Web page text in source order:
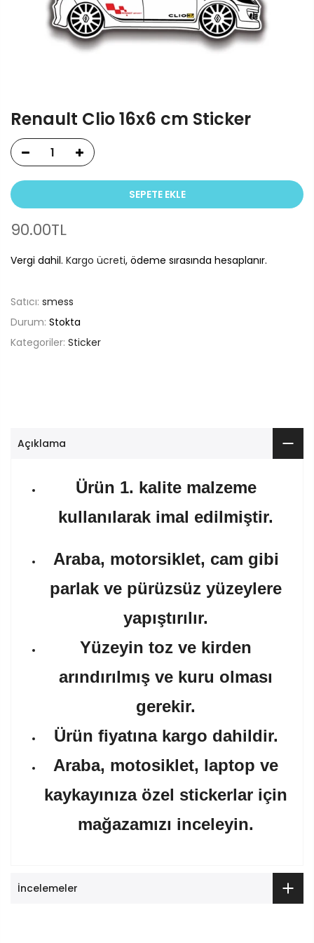
Renault Clio 16x6 cm Sticker
SEPETE EKLE
90.00TL
Vergi dahil. Kargo ücreti, ödeme sırasında hesaplanır.
Satıcı: smess
Durum: Stokta
Kategoriler: Sticker
Açıklama
Ürün 1. kalite malzeme
kullanılarak imal edilmiştir.
Araba, motorsiklet, cam gibi
parlak ve pürüzsüz yüzeylere
yapıştırılır.
Yüzeyin toz ve kirden
arındırılmış ve kuru olması
gerekir.
Ürün fiyatına kargo dahildir.
Araba, motosiklet, laptop ve
kaykayınıza özel stickerlar için
mağazamızı inceleyin.
İncelemeler